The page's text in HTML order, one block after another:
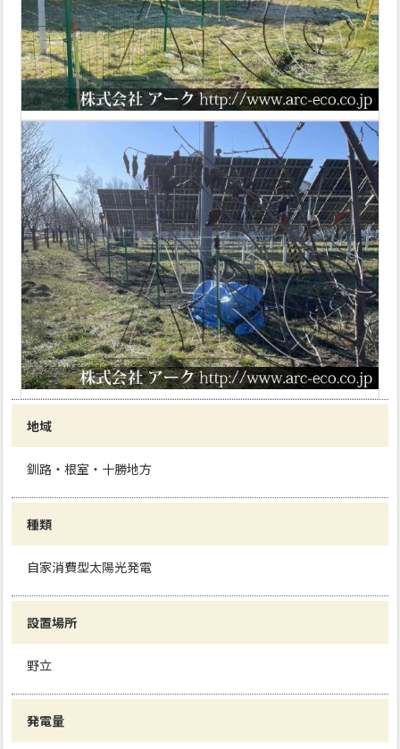
地域
釧路・根室・十勝地方
種類
自家消費型太陽光発電
設置場所
野立
発電量